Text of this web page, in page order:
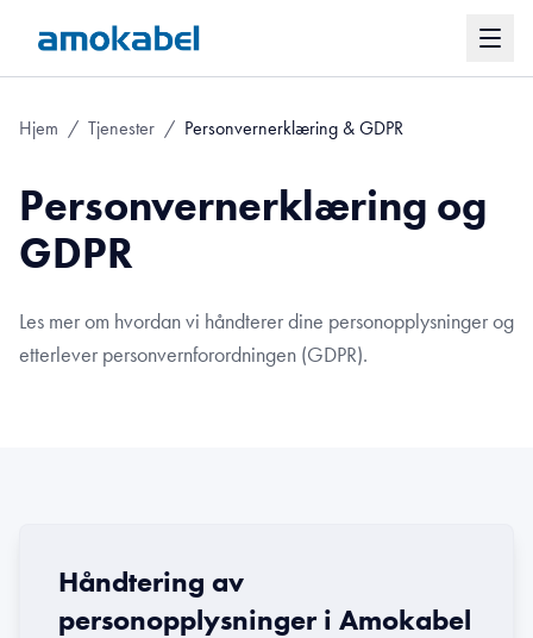
Hjem / Tjenester / Personvernerklæring & GDPR
Personvernerklæring og
GDPR
Les mer om hvordan vi håndterer dine personopplysninger og
etterlever personvernforordningen (GDPR).
Håndtering av
personopplysninger i Amokabel